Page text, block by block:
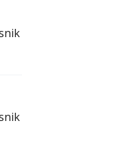
- 27.3.2026.
- 20.3.2026.